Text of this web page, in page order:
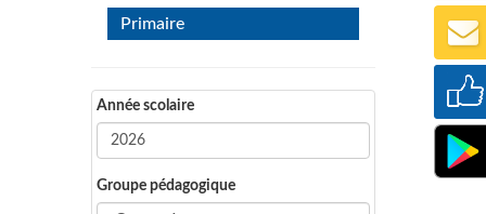
Primaire
Année scolaire
Groupe pédagogique